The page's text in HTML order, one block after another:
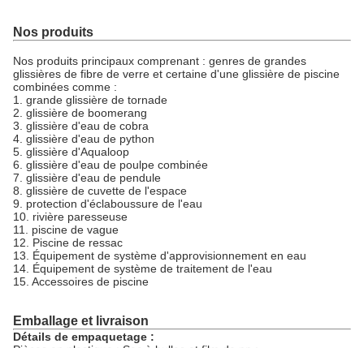
Nos produits
Nos produits principaux comprenant : genres de grandes
glissières de fibre de verre et certaine d'une glissière de piscine
combinées comme :
1. grande glissière de tornade
2. glissière de boomerang
3. glissière d'eau de cobra
4. glissière d'eau de python
5. glissière d'Aqualoop
6. glissière d'eau de poulpe combinée
7. glissière d'eau de pendule
8. glissière de cuvette de l'espace
9. protection d'éclaboussure de l'eau
10. rivière paresseuse
11. piscine de vague
12. Piscine de ressac
13. Équipement de système d'approvisionnement en eau
14. Équipement de système de traitement de l'eau
15. Accessoires de piscine
Emballage et livraison
Détails de empaquetage :